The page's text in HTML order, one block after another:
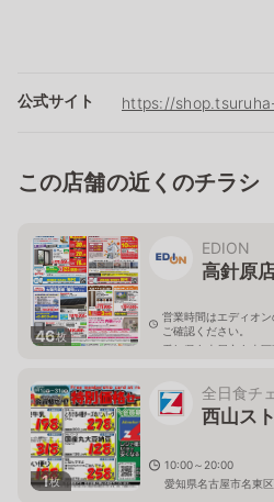
公式サイト https://
この店舗の近くのチラシ
46枚
EDION
高針原
営業時間はエディオ
ご確認ください。
愛知県名古屋市名東
1枚
全日食チ
西山ス
10:00～20:00
愛知県名古屋市名東